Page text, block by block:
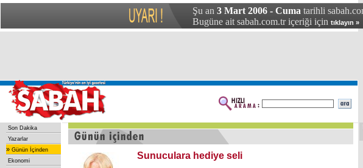
Şu an 3 Mart 2006 - Cuma tarihli
Bugüne ait sabah.com.tr içeriği için tıklayın »
Son Dakika
Yazarlar
» Günün İçinden
Ekonomi
Sunuculara hediye seli